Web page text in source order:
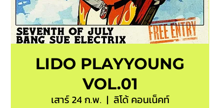
LIDO PLAYYOUNG
VOL.01
เสาร์ 24 ก.พ.
  |
ลิโด้ คอนเน็คท์